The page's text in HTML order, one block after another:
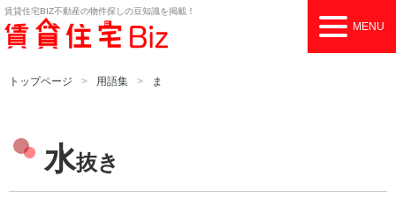
賃貸住宅BIZ不動産の物件探しの豆知識を掲載！
MENU
トップページ 用語集 ま
水抜き